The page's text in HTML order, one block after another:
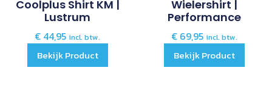
Coolplus Shirt KM |
Lustrum
€ 44,95 incl. btw.
Bekijk Product
Wielershirt |
Performance
€ 69,95 incl. btw.
Bekijk Product